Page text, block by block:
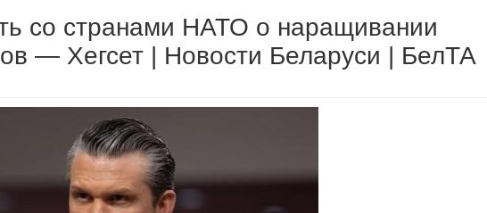
со странами НАТО о наращивании
— Хегсет | Новости Беларуси | БелТА